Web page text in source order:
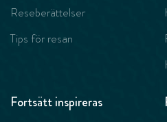
Reseberättelser
Tips för resan
Fortsätt inspireras